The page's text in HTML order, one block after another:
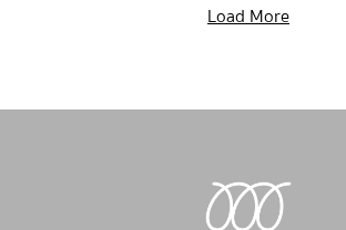
Load More